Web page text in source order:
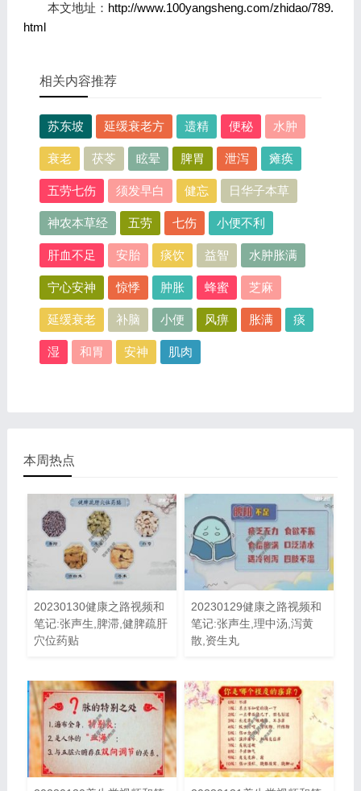
本文地址： http://www.100yangsheng.com/zhidao/789.
html
相关内容推荐
苏东坡 延缓衰老方 遗精 便秘 水肿
衰老 茯苓 眩晕 脾胃 泄泻 瘫痪
五劳七伤 须发早白 健忘 日华子本草
神农本草经 五劳 七伤 小便不利
肝血不足 安胎 痰饮 益智 水肿胀满
宁心安神 惊悸 肿胀 蜂蜜 芝麻
延缓衰老 补脑 小便 风痹 胀满 痰
湿 和胃 安神 肌肉
本周热点
20230130健康之路视频和
笔记:张声生,脾滞,健脾疏肝
穴位药贴
20230129健康之路视频和
笔记:张声生,理中汤,泻黄
散,资生丸